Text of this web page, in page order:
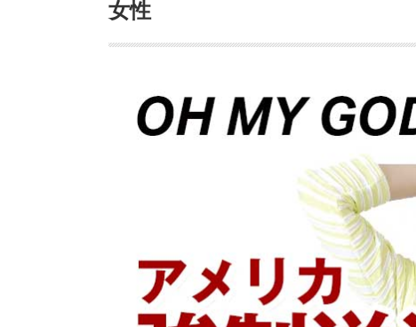
アメリカ合衆国 カナダ
中南米
アルゼンチン
ウルグアイ
コスタリカ
セントルシア
ドミニカ共和国
ニカラグア
ハイチ
パナマ
パラグアイ
ブラジル
ベネズエラ
女性